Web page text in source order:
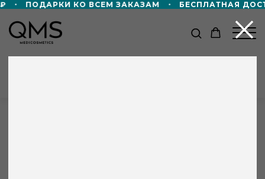
ПОДАРКИ КО ВСЕМ ЗАКАЗАМ БЕСПЛАТНАЯ